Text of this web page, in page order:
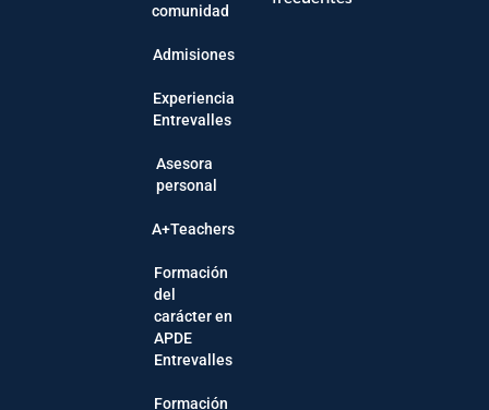
comunidad
Admisiones
Experiencia
Entrevalles
Asesora
personal
A+Teachers
Formación
del
carácter en
APDE
Entrevalles
Formación